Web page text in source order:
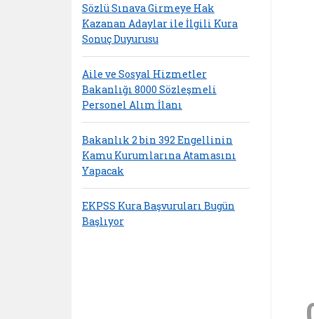
Sözlü Sınava Girmeye Hak
Kazanan Adaylar ile İlgili Kura
Sonuç Duyurusu
Aile ve Sosyal Hizmetler
Bakanlığı 8000 Sözleşmeli
Personel Alım İlanı
Bakanlık 2 bin 392 Engellinin
Kamu Kurumlarına Atamasını
Yapacak
EKPSS Kura Başvuruları Bugün
Başlıyor